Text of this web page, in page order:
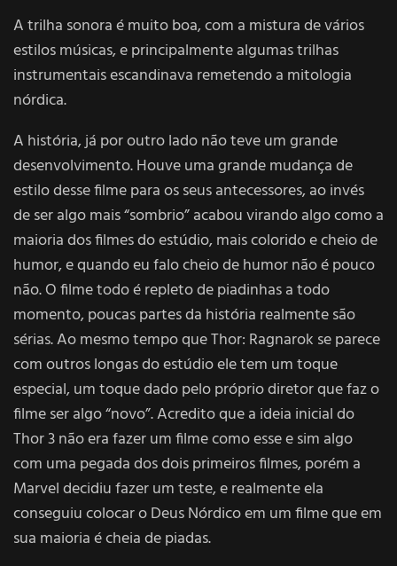
A trilha sonora é muito boa, com a mistura de vários
estilos músicas, e principalmente algumas trilhas
instrumentais escandinava remetendo a mitologia
nórdica.
A história, já por outro lado não teve um grande
desenvolvimento. Houve uma grande mudança de
estilo desse filme para os seus antecessores, ao invés
de ser algo mais “sombrio” acabou virando algo como a
maioria dos filmes do estúdio, mais colorido e cheio de
humor, e quando eu falo cheio de humor não é pouco
não. O filme todo é repleto de piadinhas a todo
momento, poucas partes da história realmente são
sérias. Ao mesmo tempo que Thor: Ragnarok se parece
com outros longas do estúdio ele tem um toque
especial, um toque dado pelo próprio diretor que faz o
filme ser algo “novo”. Acredito que a ideia inicial do
Thor 3 não era fazer um filme como esse e sim algo
com uma pegada dos dois primeiros filmes, porém a
Marvel decidiu fazer um teste, e realmente ela
conseguiu colocar o Deus Nórdico em um filme que em
sua maioria é cheia de piadas.